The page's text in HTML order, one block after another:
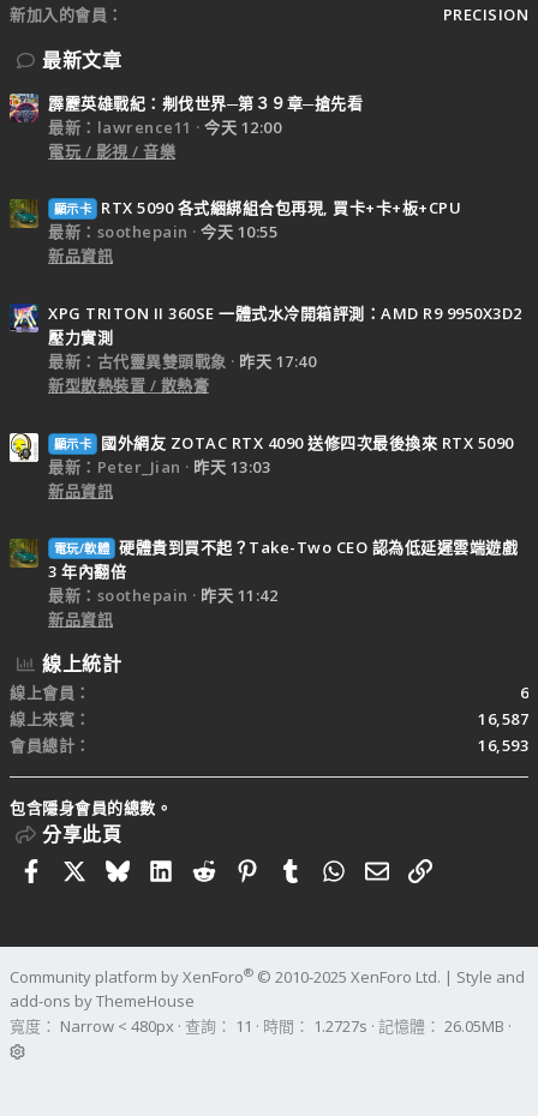
新加入的會員
PRECISION
最新文章
霹靂英雄戰紀：刜伐世界─第３９章─搶先看
最新：lawrence11
今天 12:00
電玩 / 影視 / 音樂
顯示卡
RTX 5090 各式綑綁組合包再現, 買卡+卡+板+CPU
最新：soothepain
今天 10:55
新品資訊
XPG TRITON II 360SE 一體式水冷開箱評測：AMD R9 9950X3D2
壓力實測
最新：古代靈異雙頭戰象
昨天 17:40
新型散熱裝置 / 散熱膏
顯示卡
國外網友 ZOTAC RTX 4090 送修四次最後換來 RTX 5090
最新：Peter_Jian
昨天 13:03
新品資訊
電玩/軟體 硬體貴到買不起？Take-Two CEO 認為低延遲雲端遊戲
3 年內翻倍
最新：soothepain
昨天 11:42
新品資訊
線上統計
線上會員
6
線上來賓
16,587
會員總計
16,593
包含隱身會員的總數。
分享此頁
FacebookBlueskyLinkedIn
RedditPinterestTumblrWhatsApp
電子郵件
連結
Community platform by XenForo® © 2010-2025 XenForo Ltd. | Style and
add-ons by ThemeHouse
寬度
查詢 11 時間 1.2727s 記憶體 26.05MB